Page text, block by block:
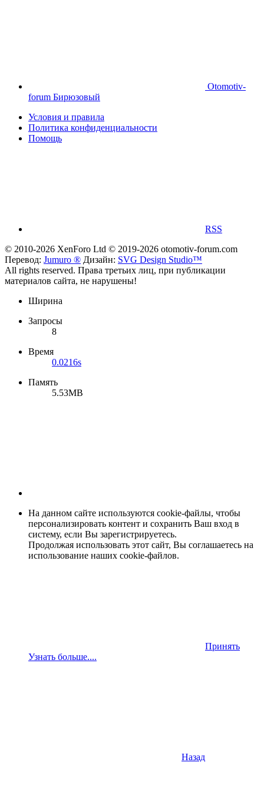
Otomotiv-
forum Бирюзовый
Условия и правила
Политика конфиденциальности
Помощь
RSS
© 2010-2026 XenForo Ltd © 2019-2026 otomotiv-forum.com
Перевод: Jumuro ® Дизайн: SVG Design Studio™
All rights reserved. Права третьих лиц, при публикации
материалов сайта, не нарушены!
Ширина
Запросы
8
Время
0.0216s
Память
5.53MB
На данном сайте используются cookie-файлы, чтобы
персонализировать контент и сохранить Ваш вход в
систему, если Вы зарегистрируетесь.
Продолжая использовать этот сайт, Вы соглашаетесь на
использование наших cookie-файлов.
Принять
Узнать больше....
Назад